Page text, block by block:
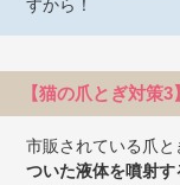
すから！
【猫の爪とぎ対策
市販されている爪
ついた液体を噴射